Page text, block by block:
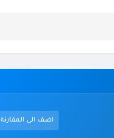
اضف الى المقارنة